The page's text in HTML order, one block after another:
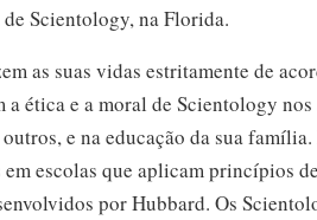
Scientology, na Florida.
as suas vidas estritamente de
ética e a moral de Scientology nos
outros, e na educação da sua
escolas que aplicam princípios
por Hubbard. Os